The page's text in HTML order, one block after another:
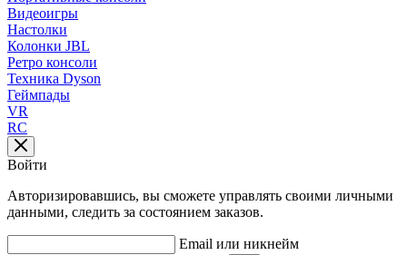
Видеоигры
Настолки
Колонки JBL
Ретро консоли
Техника Dyson
Геймпады
VR
RC
Войти
Авторизировавшись, вы сможете управлять своими личными
данными, следить за состоянием заказов.
Email или никнейм